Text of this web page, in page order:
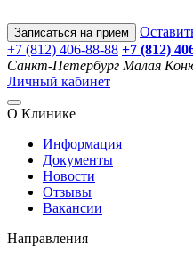
Записаться на прием
+7 (812) 406-88-88 +7 (812)
Санкт-Петербург Малая
Личный кабинет
О Клинике
Информация
Документы
Новости
Отзывы
Вакансии
Направления